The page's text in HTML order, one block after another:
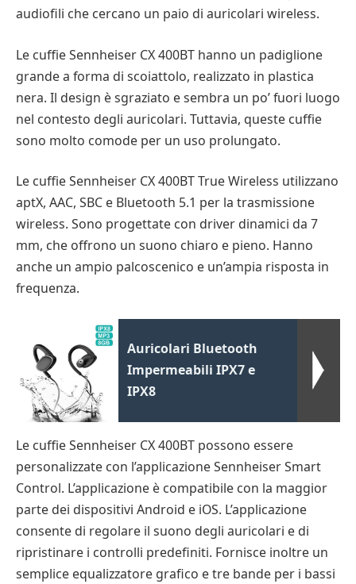
audiofili che cercano un paio di auricolari wireless.
Le cuffie Sennheiser CX 400BT hanno un padiglione
grande a forma di scoiattolo, realizzato in plastica
nera. Il design è sgraziato e sembra un po’ fuori luogo
nel contesto degli auricolari. Tuttavia, queste cuffie
sono molto comode per un uso prolungato.
Le cuffie Sennheiser CX 400BT True Wireless utilizzano
aptX, AAC, SBC e Bluetooth 5.1 per la trasmissione
wireless. Sono progettate con driver dinamici da 7
mm, che offrono un suono chiaro e pieno. Hanno
anche un ampio palcoscenico e un’ampia risposta in
frequenza.
Auricolari Bluetooth
Impermeabili IPX7 e
IPX8
Le cuffie Sennheiser CX 400BT possono essere
personalizzate con l’applicazione Sennheiser Smart
Control. L’applicazione è compatibile con la maggior
parte dei dispositivi Android e iOS. L’applicazione
consente di regolare il suono degli auricolari e di
ripristinare i controlli predefiniti. Fornisce inoltre un
semplice equalizzatore grafico e tre bande per i bassi